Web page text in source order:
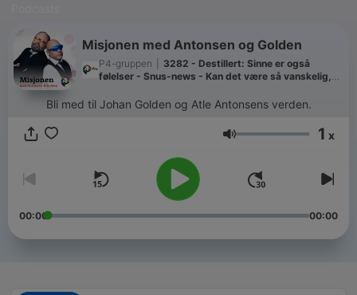
Misjonen med Antonsen og Golden
P4-gruppen
3282 - Destillert: Sinne er også
følelser - Snus-news - Kan det være så vanskelig,
Bli med til Johan Golden og Atle Antonsens verden.
Volumen 1 x
00:00 00:00